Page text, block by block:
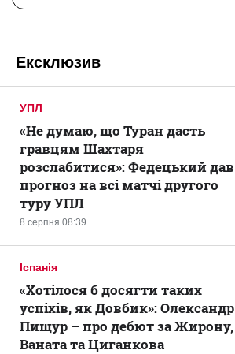
Ексклюзив
УПЛ
8 серпня 08:39
«Не думаю, що Туран дасть
гравцям Шахтаря
розслабитися»: Федецький дав
прогноз на всі матчі другого
туру УПЛ
Іспанія
«Хотілося б досягти таких
успіхів, як Довбик»: Олександр
Пищур – про дебют за Жирону,
Ваната та Циганкова